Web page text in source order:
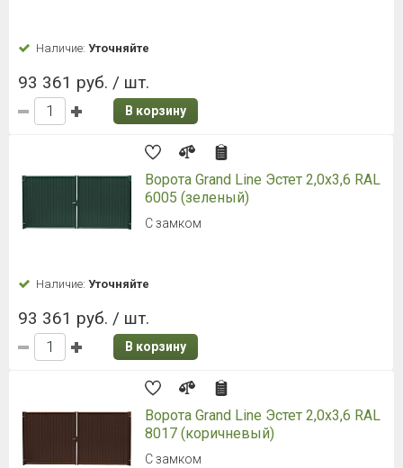
Наличие: Уточняйте
93 361 руб. / шт.
В корзину
Ворота Grand Line Эстет 2,0x3,6 RAL
6005 (зеленый)
С замком
Наличие: Уточняйте
93 361 руб. / шт.
В корзину
Ворота Grand Line Эстет 2,0x3,6 RAL
8017 (коричневый)
С замком